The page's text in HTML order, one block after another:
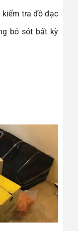
kiểm tra đồ đạc
bỏ sót bất kỳ